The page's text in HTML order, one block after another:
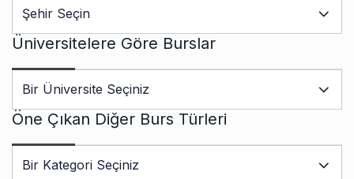
Üniversitelere Göre Burslar
Öne Çıkan Diğer Burs Türleri